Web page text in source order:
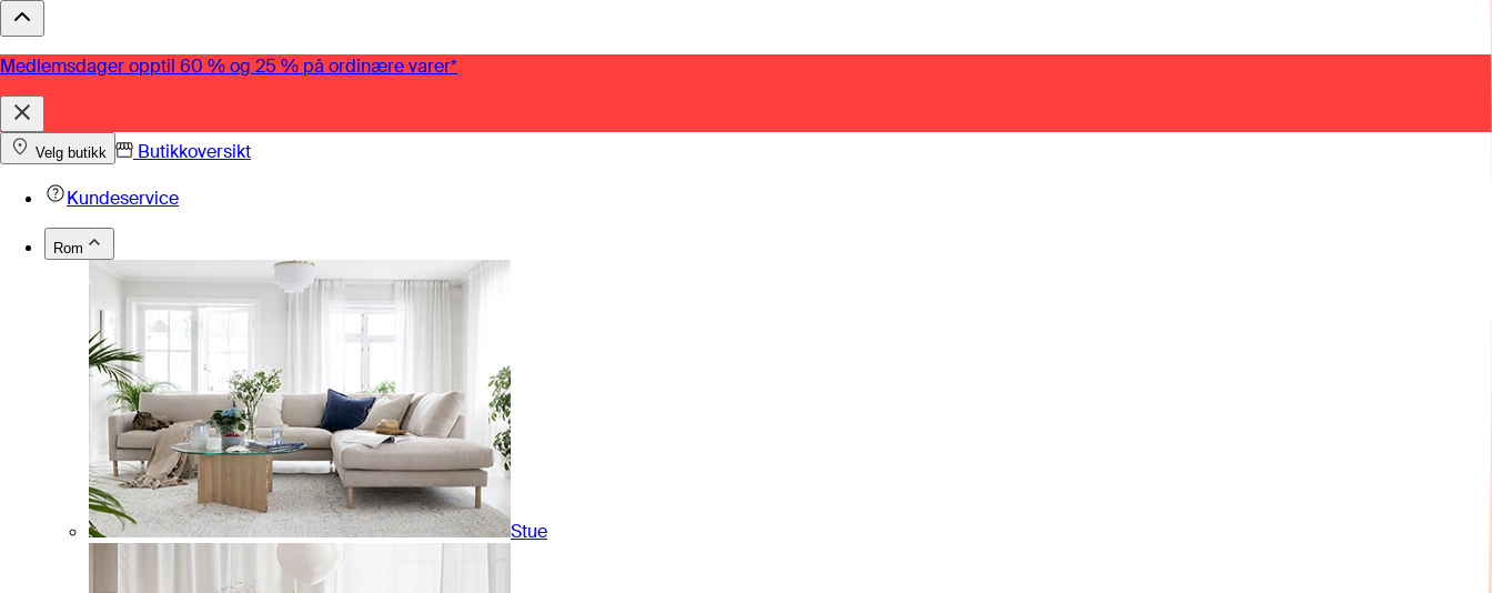
Medlemsdager opptil 60 % og 25 % på ordinære varer*
Velg butikk
Butikkoversikt
Kundeservice
Rom
Stue